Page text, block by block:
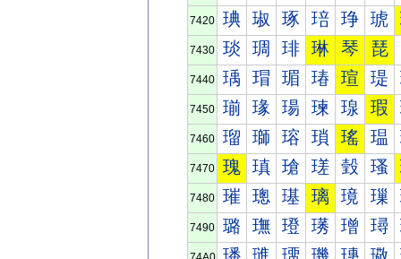
7420 琠 琡 琢 琣 琤 琥
7430 琰 琱 琲 琳 琴 琵
7440 瑀 瑁 瑂 瑃 瑄 瑅
7450 瑐 瑑 瑒 瑓 瑔 瑕
7460 瑠 瑡 瑢 瑣 瑤 瑥
7470 瑰 瑱 瑲 瑳 瑴 瑵
7480 璀 璁 璂 璃 璄 璅
7490 璐 璑 璒 璓 璔 璕